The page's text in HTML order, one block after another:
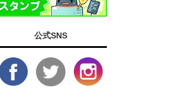
公式SNS